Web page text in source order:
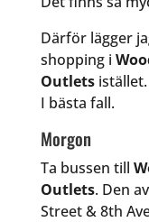
Därför lägger
shopping i
Outletsistället.
I bästa fall.
Morgon
Ta bussen till
Outlets. Den
Street & 8th